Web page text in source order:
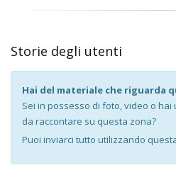
Storie degli utenti
Hai del materiale che riguarda
Sei in possesso di foto, video o
da raccontare su questa zona?
Puoi inviarci tutto utilizzando